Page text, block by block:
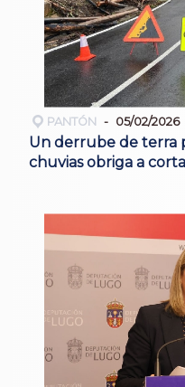
PANTÓN 05/02/2026
Un derrube de terra
chuvias obriga a